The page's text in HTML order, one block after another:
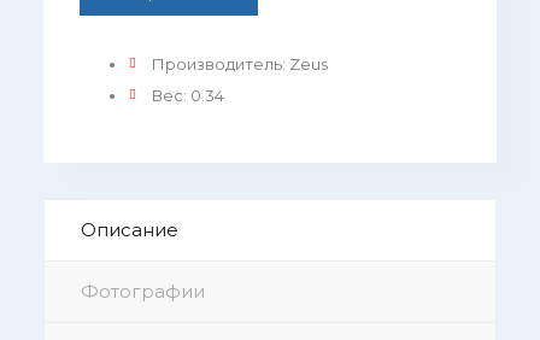
Производитель: Zeus
Вес: 0.34
Описание
Фотографии